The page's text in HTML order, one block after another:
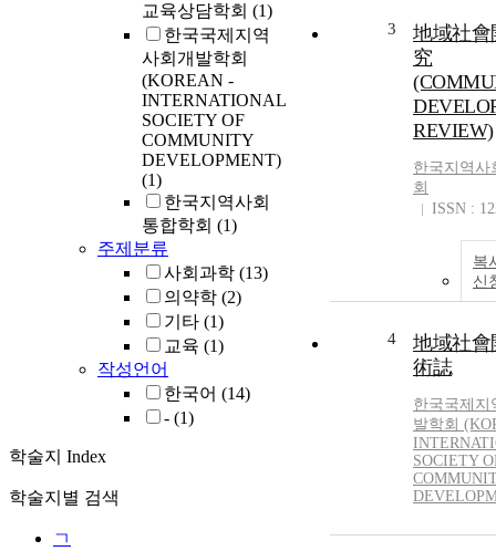
교육상담학회 (1)
한국국제지역
사회개발학회
(KOREAN -
INTERNATIONAL
SOCIETY OF
COMMUNITY
DEVELOPMENT)
(1)
한국지역사회
통합학회 (1)
주제분류
사회과학 (13)
의약학 (2)
기타 (1)
교육 (1)
작성언어
한국어 (14)
- (1)
학술지 Index
학술지별 검색
ㄱ
3
地域社會
究
REVIEW)
한국지역사
회
ISSN :
복
신
4
地域社會
術誌
한국국제지
발학회
SOCIETY